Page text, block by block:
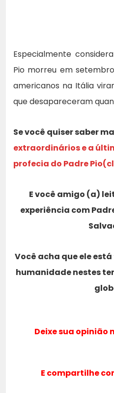
Especialmente
Pio morreu em
americanos na Itália
que desapareceram
Se você quiser saber
extraordinários e a
profecia do Padre
E você amigo (a)
experiência com
Você acha que ele
humanidade nestes
Deixe sua opinião
E compartilhe